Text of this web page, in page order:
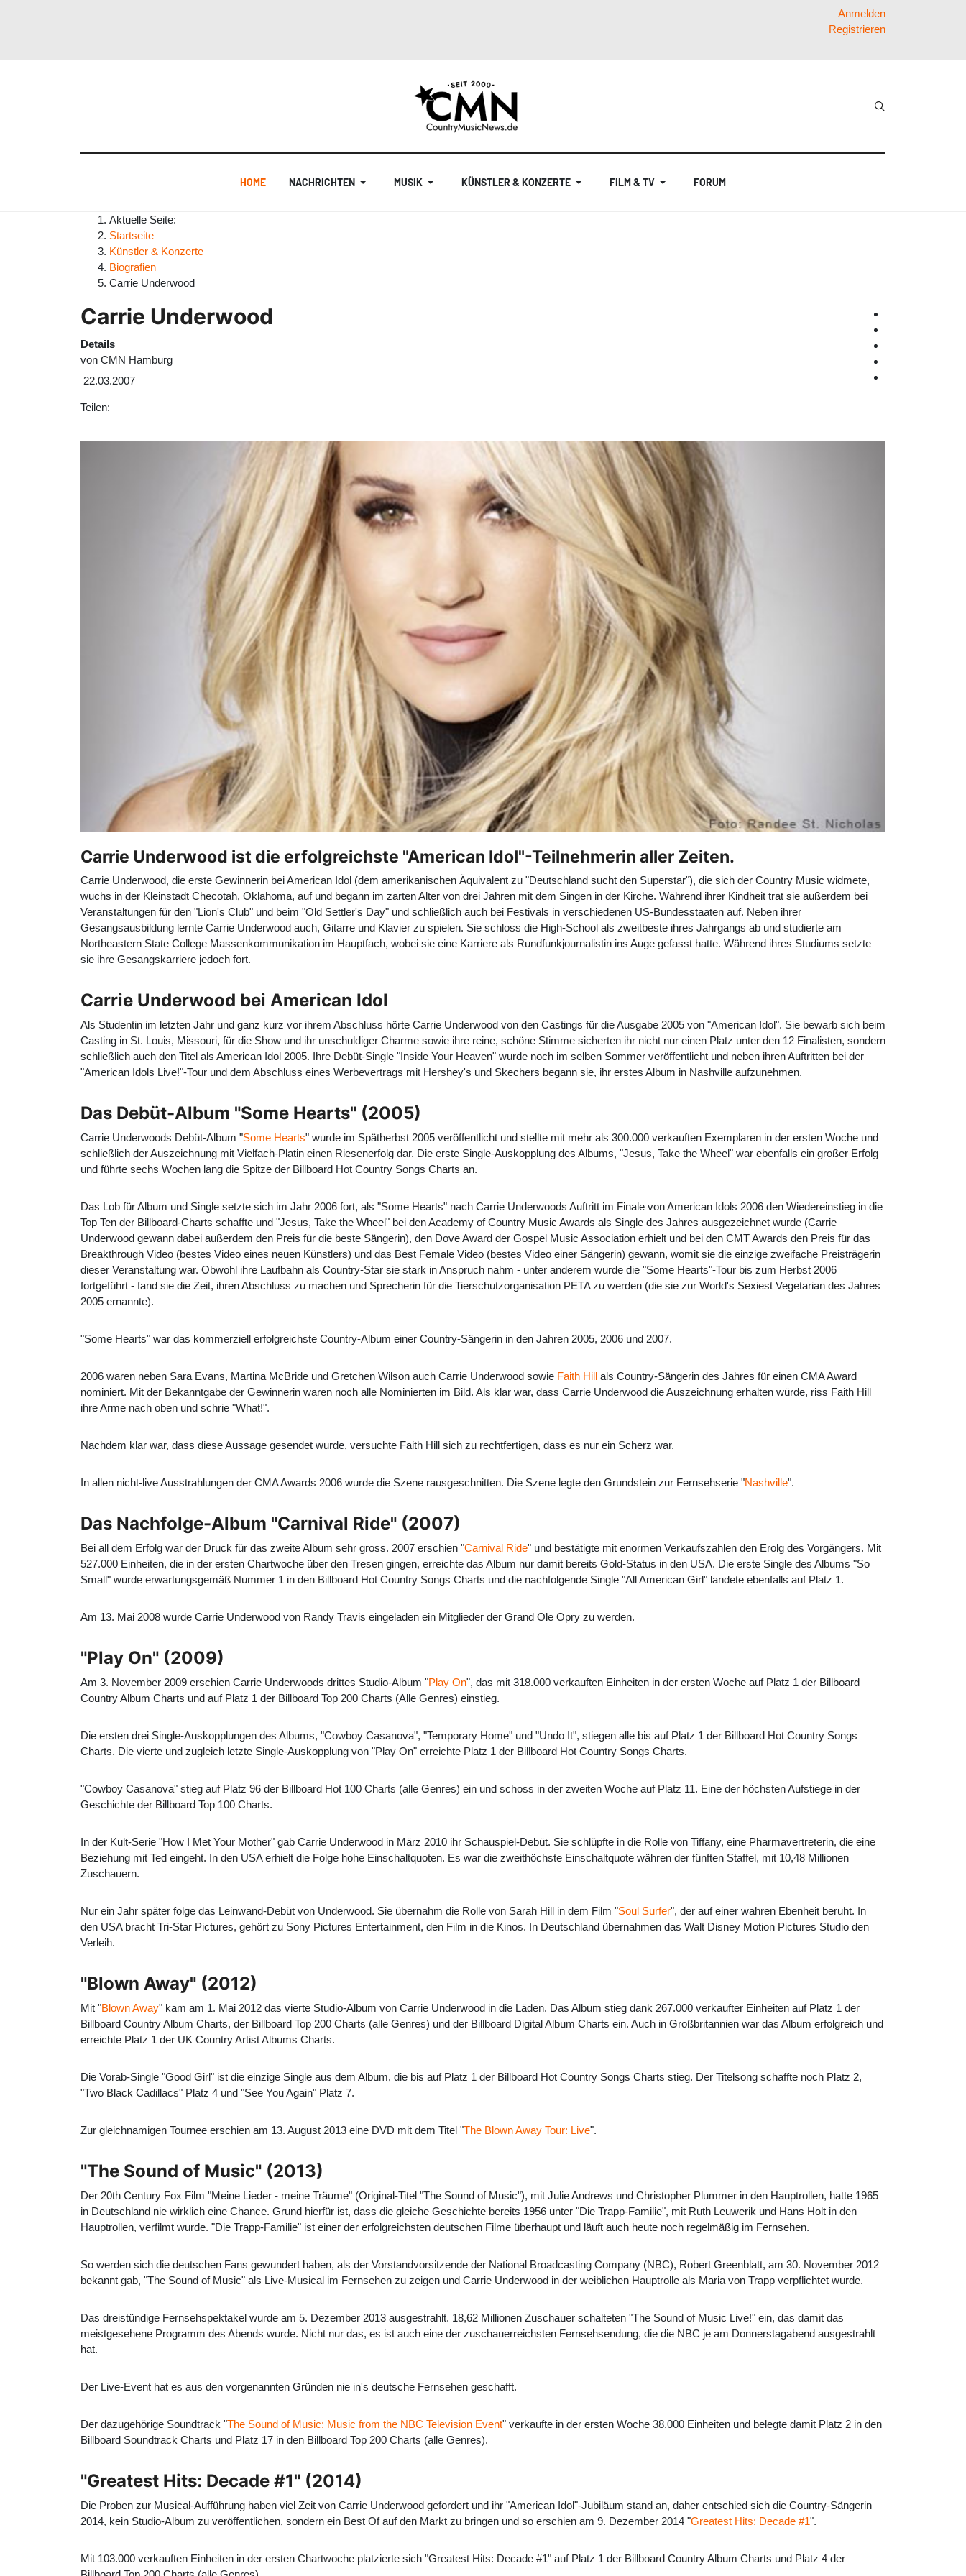
Anmelden
Registrieren
HOME NACHRICHTEN MUSIK KÜNSTLER & KONZERTE FILM & TV FORUM
Aktuelle Seite:
Startseite
Künstler & Konzerte
Biografien
Carrie Underwood
Carrie Underwood
Details
von CMN Hamburg
22.03.2007
Teilen:
Carrie Underwood ist die erfolgreichste "American Idol"-Teilnehmerin aller Zeiten.
Carrie Underwood, die erste Gewinnerin bei American Idol (dem amerikanischen Äquivalent zu "Deutschland sucht den Superstar"), die sich der Country Music widmete,
wuchs in der Kleinstadt Checotah, Oklahoma, auf und begann im zarten Alter von drei Jahren mit dem Singen in der Kirche. Während ihrer Kindheit trat sie außerdem bei
Veranstaltungen für den "Lion's Club" und beim "Old Settler's Day" und schließlich auch bei Festivals in verschiedenen US-Bundesstaaten auf. Neben ihrer
Gesangsausbildung lernte Carrie Underwood auch, Gitarre und Klavier zu spielen. Sie schloss die High-School als zweitbeste ihres Jahrgangs ab und studierte am
Northeastern State College Massenkommunikation im Hauptfach, wobei sie eine Karriere als Rundfunkjournalistin ins Auge gefasst hatte. Während ihres Studiums setzte
sie ihre Gesangskarriere jedoch fort.
Carrie Underwood bei American Idol
Als Studentin im letzten Jahr und ganz kurz vor ihrem Abschluss hörte Carrie Underwood von den Castings für die Ausgabe 2005 von "American Idol". Sie bewarb sich beim
Casting in St. Louis, Missouri, für die Show und ihr unschuldiger Charme sowie ihre reine, schöne Stimme sicherten ihr nicht nur einen Platz unter den 12 Finalisten, sondern
schließlich auch den Titel als American Idol 2005. Ihre Debüt-Single "Inside Your Heaven" wurde noch im selben Sommer veröffentlicht und neben ihren Auftritten bei der
"American Idols Live!"-Tour und dem Abschluss eines Werbevertrags mit Hershey's und Skechers begann sie, ihr erstes Album in Nashville aufzunehmen.
Das Debüt-Album "Some Hearts" (2005)
Carrie Underwoods Debüt-Album "Some Hearts" wurde im Spätherbst 2005 veröffentlicht und stellte mit mehr als 300.000 verkauften Exemplaren in der ersten Woche und
schließlich der Auszeichnung mit Vielfach-Platin einen Riesenerfolg dar. Die erste Single-Auskopplung des Albums, "Jesus, Take the Wheel" war ebenfalls ein großer Erfolg
und führte sechs Wochen lang die Spitze der Billboard Hot Country Songs Charts an.
Das Lob für Album und Single setzte sich im Jahr 2006 fort, als "Some Hearts" nach Carrie Underwoods Auftritt im Finale von American Idols 2006 den Wiedereinstieg in die
Top Ten der Billboard-Charts schaffte und "Jesus, Take the Wheel" bei den Academy of Country Music Awards als Single des Jahres ausgezeichnet wurde (Carrie
Underwood gewann dabei außerdem den Preis für die beste Sängerin), den Dove Award der Gospel Music Association erhielt und bei den CMT Awards den Preis für das
Breakthrough Video (bestes Video eines neuen Künstlers) und das Best Female Video (bestes Video einer Sängerin) gewann, womit sie die einzige zweifache Preisträgerin
dieser Veranstaltung war. Obwohl ihre Laufbahn als Country-Star sie stark in Anspruch nahm - unter anderem wurde die "Some Hearts"-Tour bis zum Herbst 2006
fortgeführt - fand sie die Zeit, ihren Abschluss zu machen und Sprecherin für die Tierschutzorganisation PETA zu werden (die sie zur World's Sexiest Vegetarian des Jahres
2005 ernannte).
"Some Hearts" war das kommerziell erfolgreichste Country-Album einer Country-Sängerin in den Jahren 2005, 2006 und 2007.
2006 waren neben Sara Evans, Martina McBride und Gretchen Wilson auch Carrie Underwood sowie Faith Hill als Country-Sängerin des Jahres für einen CMA Award
nominiert. Mit der Bekanntgabe der Gewinnerin waren noch alle Nominierten im Bild. Als klar war, dass Carrie Underwood die Auszeichnung erhalten würde, riss Faith Hill
ihre Arme nach oben und schrie "What!".
Nachdem klar war, dass diese Aussage gesendet wurde, versuchte Faith Hill sich zu rechtfertigen, dass es nur ein Scherz war.
In allen nicht-live Ausstrahlungen der CMA Awards 2006 wurde die Szene rausgeschnitten. Die Szene legte den Grundstein zur Fernsehserie "Nashville".
Das Nachfolge-Album "Carnival Ride" (2007)
Bei all dem Erfolg war der Druck für das zweite Album sehr gross. 2007 erschien "Carnival Ride" und bestätigte mit enormen Verkaufszahlen den Erolg des Vorgängers. Mit
527.000 Einheiten, die in der ersten Chartwoche über den Tresen gingen, erreichte das Album nur damit bereits Gold-Status in den USA. Die erste Single des Albums "So
Small" wurde erwartungsgemäß Nummer 1 in den Billboard Hot Country Songs Charts und die nachfolgende Single "All American Girl" landete ebenfalls auf Platz 1.
Am 13. Mai 2008 wurde Carrie Underwood von Randy Travis eingeladen ein Mitglieder der Grand Ole Opry zu werden.
"Play On" (2009)
Am 3. November 2009 erschien Carrie Underwoods drittes Studio-Album "Play On", das mit 318.000 verkauften Einheiten in der ersten Woche auf Platz 1 der Billboard
Country Album Charts und auf Platz 1 der Billboard Top 200 Charts (Alle Genres) einstieg.
Die ersten drei Single-Auskopplungen des Albums, "Cowboy Casanova", "Temporary Home" und "Undo It", stiegen alle bis auf Platz 1 der Billboard Hot Country Songs
Charts. Die vierte und zugleich letzte Single-Auskopplung von "Play On" erreichte Platz 1 der Billboard Hot Country Songs Charts.
"Cowboy Casanova" stieg auf Platz 96 der Billboard Hot 100 Charts (alle Genres) ein und schoss in der zweiten Woche auf Platz 11. Eine der höchsten Aufstiege in der
Geschichte der Billboard Top 100 Charts.
In der Kult-Serie "How I Met Your Mother" gab Carrie Underwood in März 2010 ihr Schauspiel-Debüt. Sie schlüpfte in die Rolle von Tiffany, eine Pharmavertreterin, die eine
Beziehung mit Ted eingeht. In den USA erhielt die Folge hohe Einschaltquoten. Es war die zweithöchste Einschaltquote währen der fünften Staffel, mit 10,48 Millionen
Zuschauern.
Nur ein Jahr später folge das Leinwand-Debüt von Underwood. Sie übernahm die Rolle von Sarah Hill in dem Film "Soul Surfer", der auf einer wahren Ebenheit beruht. In
den USA bracht Tri-Star Pictures, gehört zu Sony Pictures Entertainment, den Film in die Kinos. In Deutschland übernahmen das Walt Disney Motion Pictures Studio den
Verleih.
"Blown Away" (2012)
Mit "Blown Away" kam am 1. Mai 2012 das vierte Studio-Album von Carrie Underwood in die Läden. Das Album stieg dank 267.000 verkaufter Einheiten auf Platz 1 der
Billboard Country Album Charts, der Billboard Top 200 Charts (alle Genres) und der Billboard Digital Album Charts ein. Auch in Großbritannien war das Album erfolgreich und
erreichte Platz 1 der UK Country Artist Albums Charts.
Die Vorab-Single "Good Girl" ist die einzige Single aus dem Album, die bis auf Platz 1 der Billboard Hot Country Songs Charts stieg. Der Titelsong schaffte noch Platz 2,
"Two Black Cadillacs" Platz 4 und "See You Again" Platz 7.
Zur gleichnamigen Tournee erschien am 13. August 2013 eine DVD mit dem Titel "The Blown Away Tour: Live".
"The Sound of Music" (2013)
Der 20th Century Fox Film "Meine Lieder - meine Träume" (Original-Titel "The Sound of Music"), mit Julie Andrews und Christopher Plummer in den Hauptrollen, hatte 1965
in Deutschland nie wirklich eine Chance. Grund hierfür ist, dass die gleiche Geschichte bereits 1956 unter "Die Trapp-Familie", mit Ruth Leuwerik und Hans Holt in den
Hauptrollen, verfilmt wurde. "Die Trapp-Familie" ist einer der erfolgreichsten deutschen Filme überhaupt und läuft auch heute noch regelmäßig im Fernsehen.
So werden sich die deutschen Fans gewundert haben, als der Vorstandvorsitzende der National Broadcasting Company (NBC), Robert Greenblatt, am 30. November 2012
bekannt gab, "The Sound of Music" als Live-Musical im Fernsehen zu zeigen und Carrie Underwood in der weiblichen Hauptrolle als Maria von Trapp verpflichtet wurde.
Das dreistündige Fernsehspektakel wurde am 5. Dezember 2013 ausgestrahlt. 18,62 Millionen Zuschauer schalteten "The Sound of Music Live!" ein, das damit das
meistgesehene Programm des Abends wurde. Nicht nur das, es ist auch eine der zuschauerreichsten Fernsehsendung, die die NBC je am Donnerstagabend ausgestrahlt
hat.
Der Live-Event hat es aus den vorgenannten Gründen nie in's deutsche Fernsehen geschafft.
Der dazugehörige Soundtrack "The Sound of Music: Music from the NBC Television Event" verkaufte in der ersten Woche 38.000 Einheiten und belegte damit Platz 2 in den
Billboard Soundtrack Charts und Platz 17 in den Billboard Top 200 Charts (alle Genres).
"Greatest Hits: Decade #1" (2014)
Die Proben zur Musical-Aufführung haben viel Zeit von Carrie Underwood gefordert und ihr "American Idol"-Jubiläum stand an, daher entschied sich die Country-Sängerin
2014, kein Studio-Album zu veröffentlichen, sondern ein Best Of auf den Markt zu bringen und so erschien am 9. Dezember 2014 "Greatest Hits: Decade #1".
Mit 103.000 verkauften Einheiten in der ersten Chartwoche platzierte sich "Greatest Hits: Decade #1" auf Platz 1 der Billboard Country Album Charts und Platz 4 der